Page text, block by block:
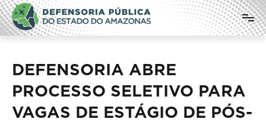
Pular
para
o
conteúdo
Defensoria Pública do Estado do
Amazonas
DEFENSORIA ABRE
PROCESSO SELETIVO PARA
VAGAS DE ESTÁGIO DE PÓS-